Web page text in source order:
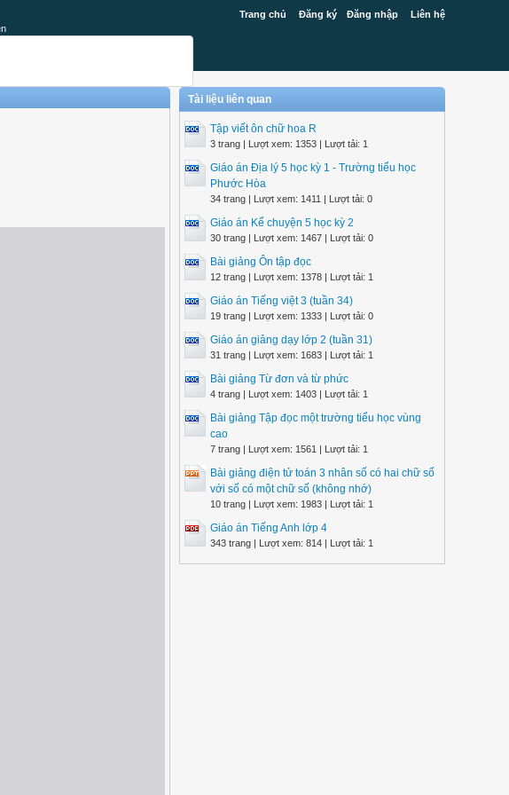
Trang chủ Đăng ký Đăng nhập Liên hệ
Tài liệu liên quan
Tập viết ôn chữ hoa R
3 trang | Lượt xem: 1353 | Lượt tải: 1
Giáo án Địa lý 5 học kỳ 1 - Trường tiểu học
Phước Hòa
34 trang | Lượt xem: 1411 | Lượt tải: 0
Giáo án Kể chuyện 5 học kỳ 2
30 trang | Lượt xem: 1467 | Lượt tải: 0
Bài giảng Ôn tập đọc
12 trang | Lượt xem: 1378 | Lượt tải: 1
Giáo án Tiếng việt 3 (tuần 34)
19 trang | Lượt xem: 1333 | Lượt tải: 0
Giáo án giảng dạy lớp 2 (tuần 31)
31 trang | Lượt xem: 1683 | Lượt tải: 1
Bài giảng Từ đơn và từ phức
4 trang | Lượt xem: 1403 | Lượt tải: 1
Bài giảng Tập đọc một trường tiểu học vùng
cao
7 trang | Lượt xem: 1561 | Lượt tải: 1
Bài giảng điện tử toán 3 nhân số có hai chữ số
với số có một chữ số (không nhớ)
10 trang | Lượt xem: 1983 | Lượt tải: 1
Giáo án Tiếng Anh lớp 4
343 trang | Lượt xem: 814 | Lượt tải: 1